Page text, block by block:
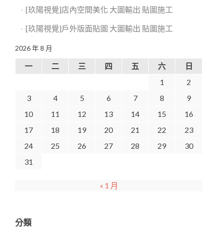
[玖陽視覺]店內空間美化 大圖輸出 貼圖施工
[玖陽視覺]戶外版面貼圖 大圖輸出 貼圖施工
2026 年 8 月
一 二 三 四 五 六
日
1
2
3
4 5 6 7 8
9
10
11 12 13 14 15
16
17
18 19 20 21 22
23
24
25 26 27 28 29
30
31
« 1 月
分類